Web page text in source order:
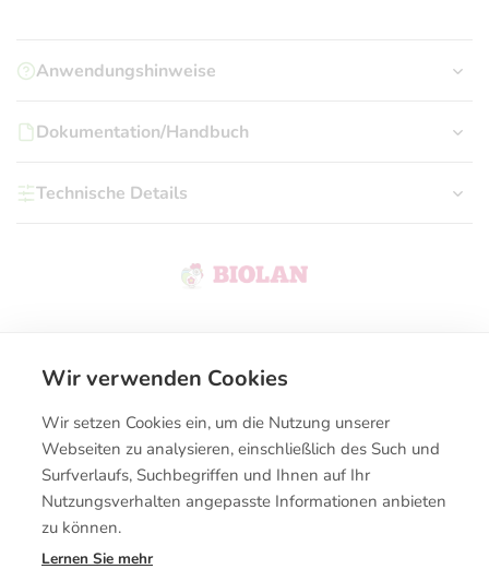
Anwendungshinweise
Dokumentation/Handbuch
Technische Details
Kontakt
Kaufbedingungen
Wir verwenden Cookies
Wir setzen Cookies ein, um die Nutzung unserer
Webseiten zu analysieren, einschließlich des Such und
Surfverlaufs, Suchbegriffen und Ihnen auf Ihr
Nutzungsverhalten angepasste Informationen anbieten
zu können.
Lernen Sie mehr